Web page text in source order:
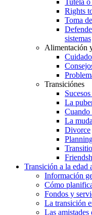
Rights
Toma
sistemas
Alimentación
Transiciónes
La
La
Divorce
Transición a la edad
Información
Cómo
Fondos y
La transición
Las amistades